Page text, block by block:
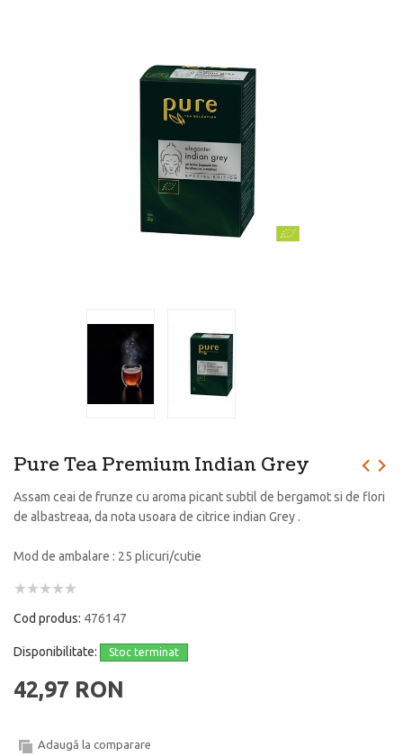
Pure Tea Premium Indian Grey
Assam ceai de frunze cu aroma picant subtil de bergamot si de flori
de albastreaa, da nota usoara de citrice indian Grey .
Mod de ambalare : 25 plicuri/cutie
Cod produs: 476147
Disponibilitate: Stoc terminat
42,97 RON
Adaugă la comparare